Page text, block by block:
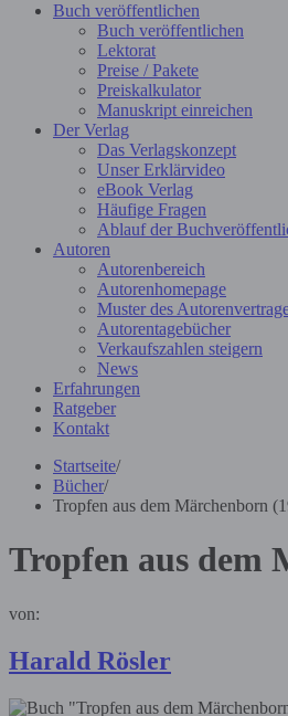
Buch veröffentlichen
Buch veröffentlichen
Lektorat
Preise / Pakete
Preiskalkulator
Manuskript einreichen
Der Verlag
Das Verlagskonzept
Unser Erklärvideo
eBook Verlag
Häufige Fragen
Ablauf der
Autoren
Autorenbereich
Autorenhomepage
Muster des
Autorentagebücher
Verkaufszahlen steigern
News
Erfahrungen
Ratgeber
Kontakt
Startseite/
Bücher/
Tropfen aus dem Märchenborn
Tropfen aus dem
von:
Harald Rösler